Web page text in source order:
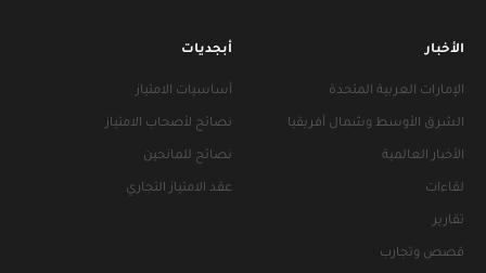
الأخبار
الإمارات العربية المتحدة
الشرق الأوسط وشمال أفريقيا
الأخبار العالمية
لقاءات
تقارير
قصص وتجارب
أبجديات
أساسيات الامتياز
نصائح لأصحاب الامتياز
نصائح للمانحين
عقد الامتياز التجاري